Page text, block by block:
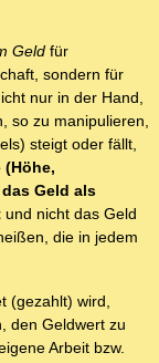
Geld für
sondern für
nur in der Hand,
so zu manipulieren,
steigt oder fällt,
Geld als
und nicht das Geld
die in jedem
(gezahlt) wird,
den Geldwert zu
Arbeit bzw.